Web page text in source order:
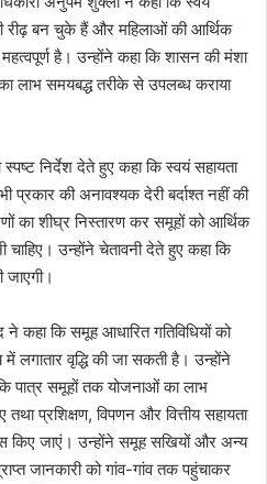
रीढ़ बन चुके हैं और महिलाओं की आर्थिक
है। उन्होंने कहा कि शासन की मंशा
लाभ समयबद्ध तरीके से उपलब्ध कराया
निर्देश देते हुए कहा कि स्वयं सहायता
की अनावश्यक देरी बर्दाश्त नहीं की
का शीघ्र निस्तारण कर समूहों को आर्थिक
चाहिए। उन्होंने चेतावनी देते हुए कहा कि
जाएगी।
कहा कि समूह आधारित गतिविधियों को
लगातार वृद्धि की जा सकती है। उन्होंने
कि पात्र समूहों तक योजनाओं का लाभ
प्रशिक्षण, विपणन और वित्तीय सहायता
किए जाएं। उन्होंने समूह सखियों और अन्य
जानकारी को गांव-गांव तक पहुंचाकर